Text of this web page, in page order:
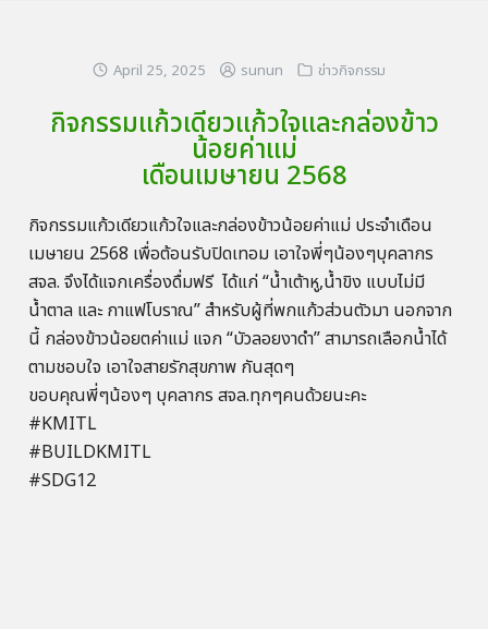
April 25, 2025 sunun ข่าวกิจกรรม
กิจกรรมแก้วเดียวแก้วใจและกล่องข้าว
น้อยค่าแม่
เดือนเมษายน 2568
กิจกรรมแก้วเดียวแก้วใจและกล่องข้าวน้อยค่าแม่ ประจำเดือน
เมษายน 2568 เพื่อต้อนรับปิดเทอม เอาใจพี่ๆน้องๆบุคลากร
สจล. จึงได้แจกเครื่องดื่มฟรี ได้แก่ “น้ำเต้าหู,น้ำขิง แบบไม่มี
น้ำตาล และ กาแฟโบราณ” สำหรับผู้ที่พกแก้วส่วนตัวมา นอกจาก
นี้ กล่องข้าวน้อยตค่าแม่ แจก “บัวลอยงาดำ” สามารถเลือกน้ำได้
ตามชอบใจ เอาใจสายรักสุขภาพ กันสุดๆ
ขอบคุณพี่ๆน้องๆ บุคลากร สจล.ทุกๆคนด้วยนะคะ
#KMITL
#BUILDKMITL
#SDG12